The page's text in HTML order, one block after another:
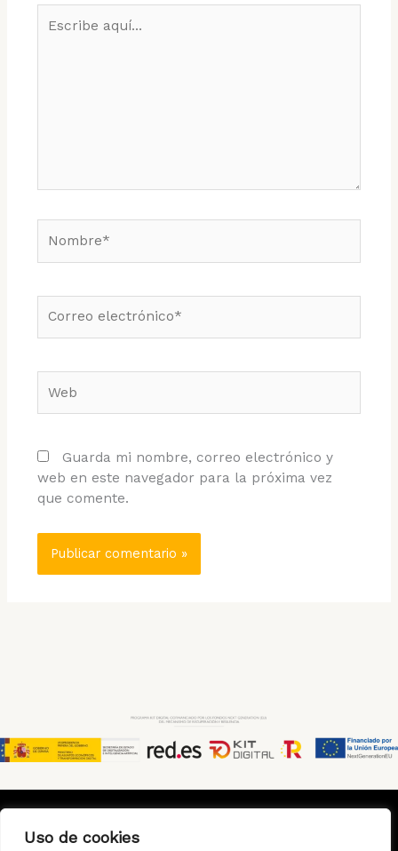
Uso de cookies
aquí...
electrónico*
Guarda mi nombre, correo electrónico y
web en este navegador para la próxima vez
que comente.
Aviso Legal